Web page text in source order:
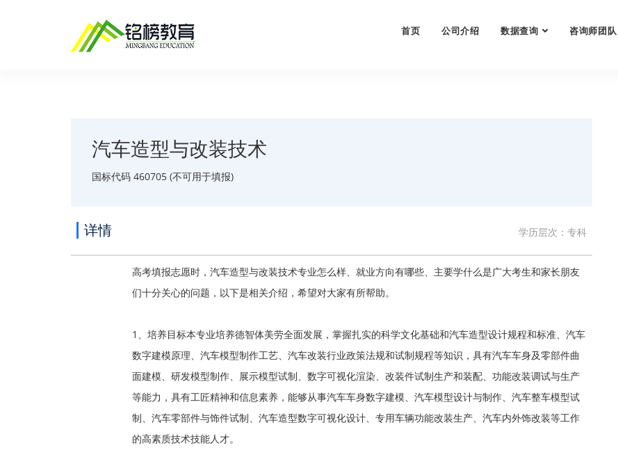
首页 公司介绍 数据查询 咨询师团队
汽车造型与改装技术
国标代码 460705 (不可用于填报)
详情 学历层次：专科
高考填报志愿时，汽车造型与改装技术专业怎么样、就业方向有哪些、主要学什么是广大考生和家长朋友
们十分关心的问题，以下是相关介绍，希望对大家有所帮助。
1、培养目标本专业培养德智体美劳全面发展，掌握扎实的科学文化基础和汽车造型设计规程和标准、汽车
数字建模原理、汽车模型制作工艺、汽车改装行业政策法规和试制规程等知识，具有汽车车身及零部件曲
面建模、研发模型制作、展示模型试制、数字可视化渲染、改装件试制生产和装配、功能改装调试与生产
等能力，具有工匠精神和信息素养，能够从事汽车车身数字建模、汽车模型设计与制作、汽车整车模型试
制、汽车零部件与饰件试制、汽车造型数字可视化设计、专用车辆功能改装生产、汽车内外饰改装等工作
的高素质技术技能人才。